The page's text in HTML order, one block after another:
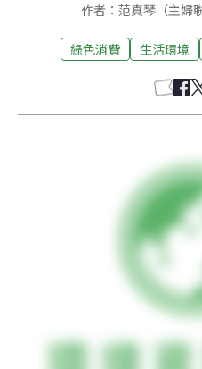
作者：范真琴（主婦
綠色消費 生活環境